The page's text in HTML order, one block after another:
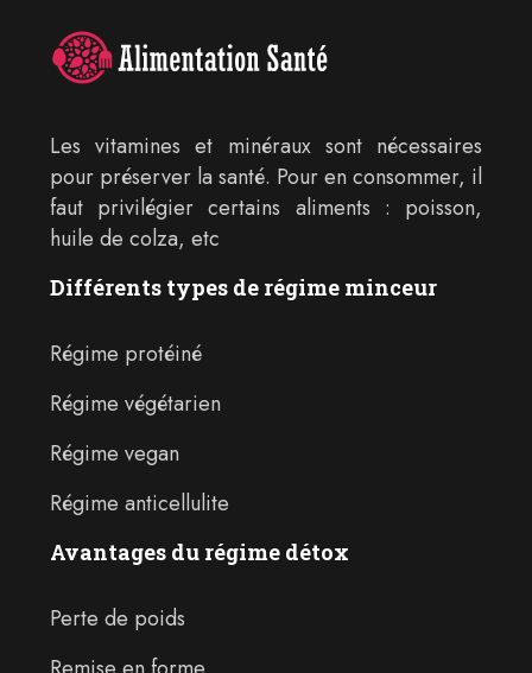
Les vitamines et minéraux sont nécessaires
pour préserver la santé. Pour en consommer, il
faut privilégier certains aliments : poisson,
huile de colza, etc
Différents types de régime minceur
Régime protéiné
Régime végétarien
Régime vegan
Régime anticellulite
Avantages du régime détox
Perte de poids